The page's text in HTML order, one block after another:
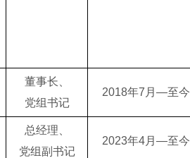
董事长、
党组书记
2018年7月—至今
总经理、
党组副书记
2023年4月—至今